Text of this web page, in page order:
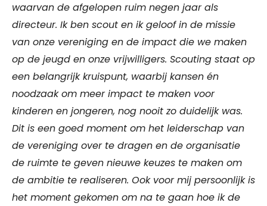
waarvan de afgelopen ruim negen jaar als
directeur. Ik ben scout en ik geloof in de missie
van onze vereniging en de impact die we maken
op de jeugd en onze vrijwilligers. Scouting staat op
een belangrijk kruispunt, waarbij kansen én
noodzaak om meer impact te maken voor
kinderen en jongeren, nog nooit zo duidelijk was.
Dit is een goed moment om het leiderschap van
de vereniging over te dragen en de organisatie
de ruimte te geven nieuwe keuzes te maken om
de ambitie te realiseren. Ook voor mij persoonlijk is
het moment gekomen om na te gaan hoe ik de